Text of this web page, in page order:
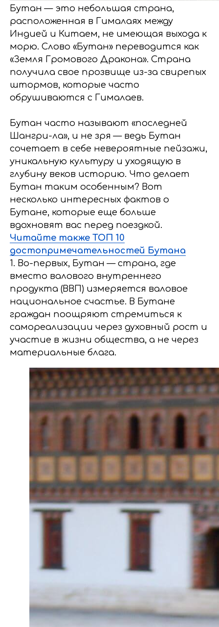
Бутан — это небольшая страна,
расположенная в Гималаях между
Индией и Китаем, не имеющая выхода к
морю. Слово «Бутан» переводится как
«Земля Громового Дракона». Страна
получила свое прозвище из-за свирепых
штормов, которые часто
обрушиваются с Гималаев.
Бутан часто называют «последней
Шангри-ла», и не зря — ведь Бутан
сочетает в себе невероятные пейзажи,
уникальную культуру и уходящую в
глубину веков историю. Что делает
Бутан таким особенным? Вот
несколько интересных фактов о
Бутане, которые еще больше
вдохновят вас перед поездкой.
Читайте также ТОП 10
достопримечательностей Бутана
1. Во-первых, Бутан — страна, где
вместо валового внутреннего
продукта (ВВП) измеряется валовое
национальное счастье. В Бутане
граждан поощряют стремиться к
самореализации через духовный рост и
участие в жизни общества, а не через
материальные блага.